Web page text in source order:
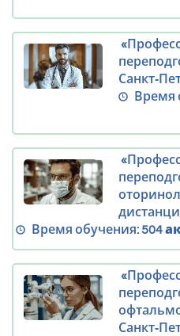
Время
Время обучения:504